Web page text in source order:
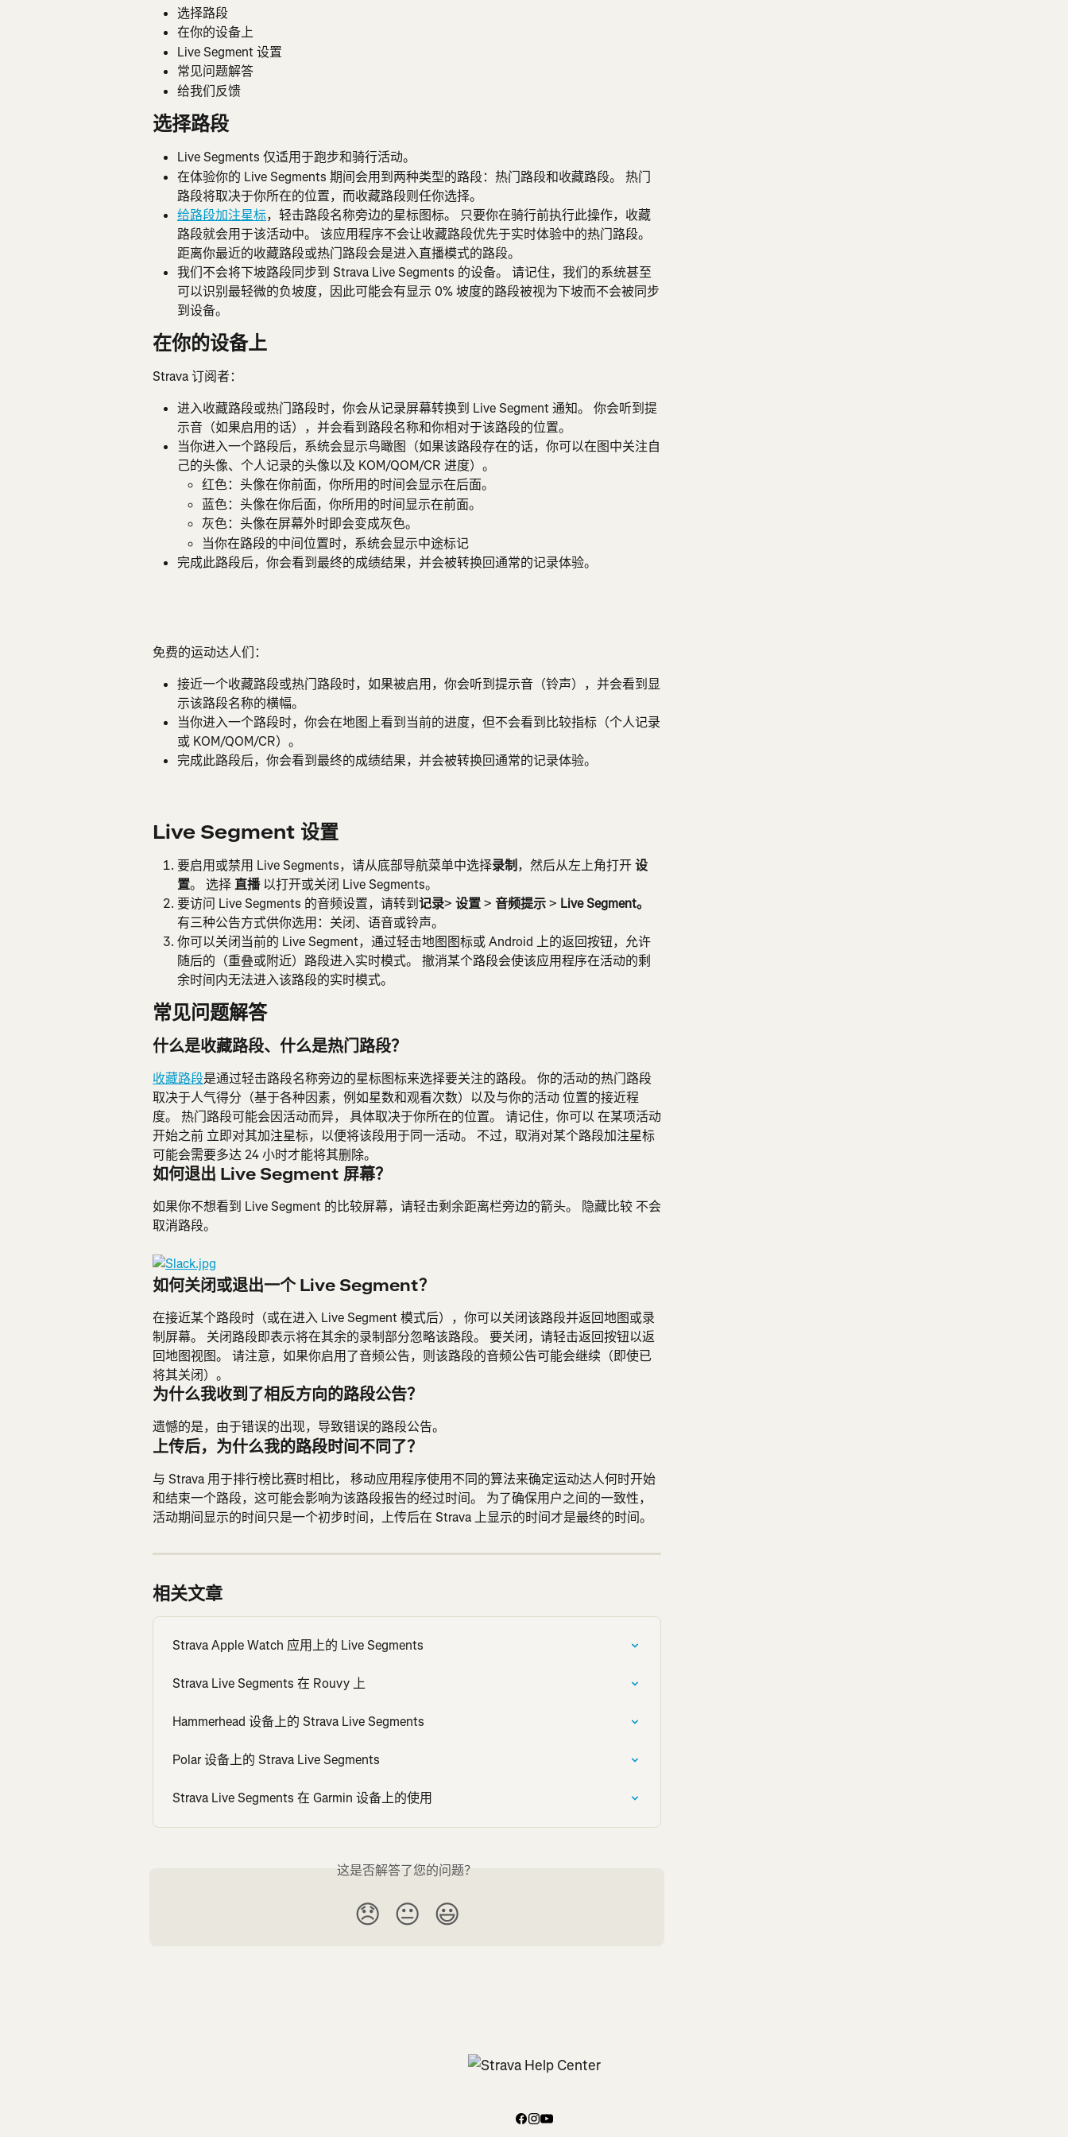
选择路段
在你的设备上
Live Segment 设置
常见问题解答
给我们反馈
选择路段
Live Segments 仅适用于跑步和骑行活动。
在体验你的 Live Segments 期间会用到两种类型的路段：热门路段和收藏路段。 热门
路段将取决于你所在的位置，而收藏路段则任你选择。
给路段加注星标，轻击路段名称旁边的星标图标。 只要你在骑行前执行此操作，收藏
路段就会用于该活动中。 该应用程序不会让收藏路段优先于实时体验中的热门路段。
距离你最近的收藏路段或热门路段会是进入直播模式的路段。
我们不会将下坡路段同步到 Strava Live Segments 的设备。 请记住，我们的系统甚至
可以识别最轻微的负坡度，因此可能会有显示 0% 坡度的路段被视为下坡而不会被同步
到设备。
在你的设备上
Strava 订阅者：
进入收藏路段或热门路段时，你会从记录屏幕转换到 Live Segment 通知。 你会听到提
示音（如果启用的话），并会看到路段名称和你相对于该路段的位置。
当你进入一个路段后，系统会显示鸟瞰图（如果该路段存在的话，你可以在图中关注自
己的头像、个人记录的头像以及 KOM/QOM/CR 进度）。
红色：头像在你前面，你所用的时间会显示在后面。
蓝色：头像在你后面，你所用的时间显示在前面。
灰色：头像在屏幕外时即会变成灰色。
当你在路段的中间位置时，系统会显示中途标记
完成此路段后，你会看到最终的成绩结果，并会被转换回通常的记录体验。
免费的运动达人们：
接近一个收藏路段或热门路段时，如果被启用，你会听到提示音（铃声），并会看到显
示该路段名称的横幅。
当你进入一个路段时，你会在地图上看到当前的进度，但不会看到比较指标（个人记录
或 KOM/QOM/CR）。
完成此路段后，你会看到最终的成绩结果，并会被转换回通常的记录体验。
Live Segment 设置
要启用或禁用 Live Segments，请从底部导航菜单中选择录制 ，然后从左上角打开 设
置。 选择 直播 以打开或关闭 Live Segments。
要访问 Live Segments 的音频设置，请转到记录> 设置 > 音频提示 > Live Segment。
有三种公告方式供你选用：关闭、语音或铃声。
你可以关闭当前的 Live Segment，通过轻击地图图标或 Android 上的返回按钮，允许
随后的（重叠或附近）路段进入实时模式。 撤消某个路段会使该应用程序在活动的剩
余时间内无法进入该路段的实时模式。
常见问题解答
什么是收藏路段、什么是热门路段？
收藏路段是通过轻击路段名称旁边的星标图标来选择要关注的路段。 你的活动的热门路段
取决于人气得分（基于各种因素，例如星数和观看次数）以及与你的活动 位置的接近程
度。 热门路段可能会因活动而异， 具体取决于你所在的位置。 请记住，你可以 在某项活动
开始之前 立即对其加注星标，以便将该段用于同一活动。 不过，取消对某个路段加注星标
可能会需要多达 24 小时才能将其删除。
如何退出 Live Segment 屏幕？
如果你不想看到 Live Segment 的比较屏幕，请轻击剩余距离栏旁边的箭头。 隐藏比较 不会
取消路段。
如何关闭或退出一个 Live Segment？
在接近某个路段时（或在进入 Live Segment 模式后），你可以关闭该路段并返回地图或录
制屏幕。 关闭路段即表示将在其余的录制部分忽略该路段。 要关闭，请轻击返回按钮以返
回地图视图。 请注意，如果你启用了音频公告，则该路段的音频公告可能会继续（即使已
将其关闭）。
为什么我收到了相反方向的路段公告？
遗憾的是，由于错误的出现，导致错误的路段公告。
上传后，为什么我的路段时间不同了？
与 Strava 用于排行榜比赛时相比， 移动应用程序使用不同的算法来确定运动达人何时开始
和结束一个路段，这可能会影响为该路段报告的经过时间。 为了确保用户之间的一致性，
活动期间显示的时间只是一个初步时间，上传后在 Strava 上显示的时间才是最终的时间。
相关文章
Strava Apple Watch 应用上的 Live Segments
Strava Live Segments 在 Rouvy 上
Hammerhead 设备上的 Strava Live Segments
Polar 设备上的 Strava Live Segments
Strava Live Segments 在 Garmin 设备上的使用
这是否解答了您的问题？
😞 😐 😃